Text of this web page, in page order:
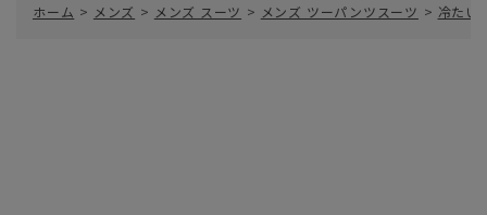
ホーム > メンズ > メンズ スーツ > メンズ ツーパンツスーツ > 冷たい